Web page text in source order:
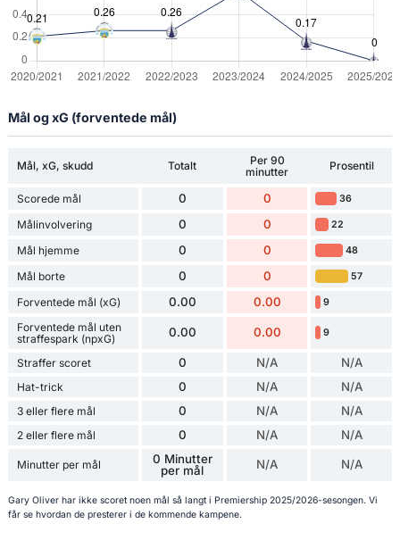
Mål og xG (forventede mål)
Mål, xG, skudd Totalt
Per 90
minutter
Prosentil
Scorede mål 0 0 36
Målinvolvering 0 0 22
Mål hjemme 0 0 48
Mål borte 0 0 57
Forventede mål (xG) 0.00 0.00 9
Forventede mål uten
straffespark (npxG)
0.00 0.00 9
Straffer scoret 0 N/A N/A
Hat-trick 0 N/A N/A
3 eller flere mål 0 N/A N/A
2 eller flere mål 0 N/A N/A
Minutter per mål
0 Minutter
per mål
N/A N/A
Gary Oliver har ikke scoret noen mål så langt i Premiership 2025/2026-sesongen. Vi
får se hvordan de presterer i de kommende kampene.